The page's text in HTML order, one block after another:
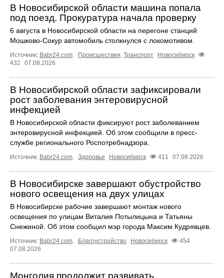
В Новосибирской области машина попала
под поезд. Прокуратура начала проверку
6 августа в Новосибирской области на перегоне станций
Мошково-Сокур автомобиль столкнулся с локомотивом.
Источник: Babr24.com. Происшествия, Транспорт
Новосибирск
432
07.08.2026
В Новосибирской области зафиксировали
рост заболевания энтеровирусной
инфекцией
В Новосибирской области фиксируют рост заболеванием
энтеровирусной инфекцией. Об этом сообщили в пресс-
службе регионального Роспотребнадзора.
Источник: Babr24.com. Здоровье Новосибирск 411 07.08.2026
В Новосибирске завершают обустройство
нового освещения на двух улицах
В Новосибирске рабочие завершают монтаж нового
освещения по улицам Виталия Потылицына и Татьяны
Снежиной. Об этом сообщил мэр города Максим Кудрявцев.
Источник: Babr24.com. Благоустройство Новосибирск
454
07.08.2026
Монголия продолжит развивать